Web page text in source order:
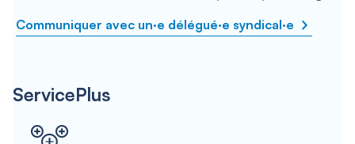
Communiquer avec un·e délégué·e syndical·e
ServicePlus